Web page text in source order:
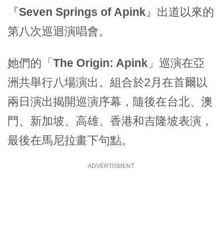
『Seven Springs of Apink』出道以來的
第八次巡迴演唱會。
她們的「 The Origin: Apink 」巡演在亞
洲共舉行八場演出。組合於2月在首爾以
兩日演出揭開巡演序幕，隨後在台北、澳
門、新加坡、高雄、香港和吉隆坡表演，
最後在馬尼拉畫下句點。
ADVERTISMENT